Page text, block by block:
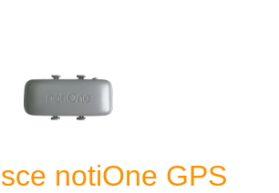
notiOne GPS